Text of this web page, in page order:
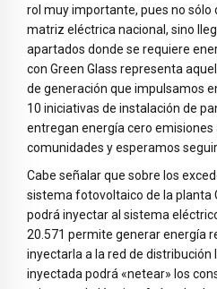
rol muy importante, pues no
matriz eléctrica nacional, sino
apartados donde se requiere
con Green Glass representa
de generación que impulsamos
10 iniciativas de instalación de
entregan energía cero emisiones
comunidades y esperamos
Cabe señalar que sobre los
sistema fotovoltaico de la planta
podrá inyectar al sistema
20.571 permite generar energía
inyectarla a la red de distribución
inyectada podrá «netear» los